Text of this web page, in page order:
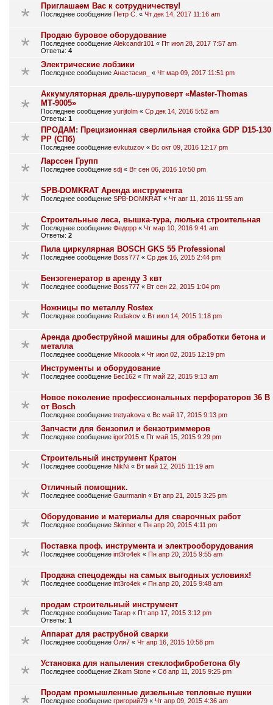
Приглашаем Вас к сотрудничеству!
Последнее сообщение Петр С. « Чт дек 14, 2017 11:16 am
Продаю буровое оборудование
Последнее сообщение Alekcandr101 « Пт июл 28, 2017 7:57 am
Ответы: 4
Электрические лобзики
Последнее сообщение Анастасия_ « Чт мар 09, 2017 11:51 pm
Аккумуляторная дрель-шуруповерт «Master-Thomas
МТ-9005»
Последнее сообщение yurijtolm « Ср дек 14, 2016 5:52 am
Ответы: 1
ПРОДАМ: Прецизионная сверлильная стойка GDP D15-130
PP (СПб)
Последнее сообщение evkutuzov « Вс окт 09, 2016 12:17 pm
Ларссен Групп
Последнее сообщение sdj « Вт сен 06, 2016 10:50 pm
SPB-DOMKRAT Аренда инструмента
Последнее сообщение SPB-DOMKRAT « Чт авг 11, 2016 11:55 am
Строительные леса, вышка-тура, люлька строительная
Последнее сообщение Федорр « Чт мар 10, 2016 9:41 am
Ответы: 2
Пила циркулярная BOSCH GKS 55 Professional
Последнее сообщение Boss777 « Ср дек 16, 2015 2:44 pm
Бензогенератор в аренду 3 квт
Последнее сообщение Boss777 « Вт сен 22, 2015 1:04 pm
Ножницы по металлу Rostex
Последнее сообщение Rudakov « Вт июл 14, 2015 1:18 pm
Аренда дробеструйной машины для обработки бетона и
металла
Последнее сообщение Mikooola « Чт июл 02, 2015 12:19 pm
Инструменты и оборудование
Последнее сообщение Бес162 « Пт май 22, 2015 9:13 am
Новое поколение профессиональных перфораторов 36 В
от Bosch
Последнее сообщение tretyakova « Вс май 17, 2015 9:13 pm
Запчасти для бензопил и бензотриммеров
Последнее сообщение igor2015 « Пт май 15, 2015 9:29 pm
Строительный инструмент Кратон
Последнее сообщение NikNi « Вт май 12, 2015 11:19 am
Отличный помощник.
Последнее сообщение Gaurmanin « Вт апр 21, 2015 3:25 pm
Оборудование и материалы для сварочных работ
Последнее сообщение Skinner « Пн апр 20, 2015 4:11 pm
Поставка проф. инструмента и электрооборудования
Последнее сообщение int3ro4ek « Пн апр 20, 2015 9:55 am
Продажа спецодежды на самых выгодных условиях!
Последнее сообщение int3ro4ek « Пн апр 20, 2015 9:48 am
продам строительный инструмент
Последнее сообщение Tarap « Пт апр 17, 2015 3:12 pm
Ответы: 1
Аппарат для раструбной сварки
Последнее сообщение Оля7 « Чт апр 16, 2015 10:58 pm
Установка для напыления стеклофибробетона б\у
Последнее сообщение Zikam Stone « Сб апр 11, 2015 9:25 pm
Продам промышленные дизельные тепловые пушки
Последнее сообщение григорий79 « Чт апр 09, 2015 4:36 am